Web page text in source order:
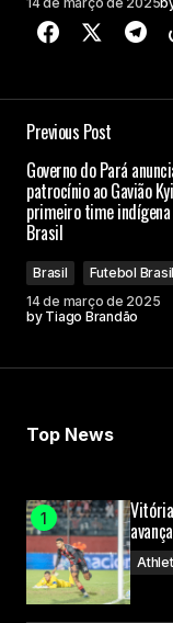
Previous Post
Governo do Pará
patrocínio ao Gavião
primeiro time
Brasil
Brasil
Futebol
14 de março de 2025
by Tiago Brandão
Top News